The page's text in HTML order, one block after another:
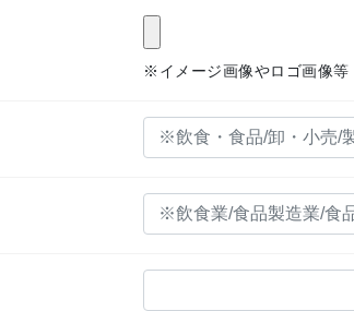
※イメージ画像やロゴ画像等